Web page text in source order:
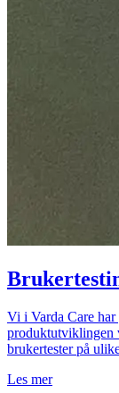
Vi i Varda Care
produktutviklingen
brukertester på
Les mer